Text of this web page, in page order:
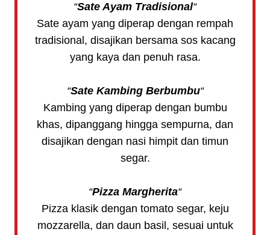
“Sate Ayam Tradisional“
Sate ayam yang diperap dengan rempah
tradisional, disajikan bersama sos kacang
yang kaya dan penuh rasa.
“Sate Kambing Berbumbu“
Kambing yang diperap dengan bumbu
khas, dipanggang hingga sempurna, dan
disajikan dengan nasi himpit dan timun
segar.
“Pizza Margherita“
Pizza klasik dengan tomato segar, keju
mozzarella, dan daun basil, sesuai untuk